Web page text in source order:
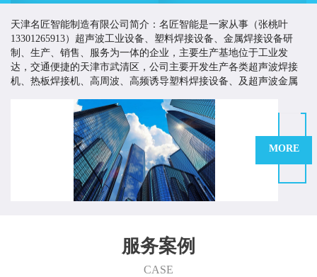
天津名匠智能制造有限公司简介：名匠智能是一家从事（张桃叶
13301265913）超声波工业设备、塑料焊接设备、金属焊接设备研
制、生产、销售、服务为一体的企业，主要生产基地位于工业发
达，交通便捷的天津市武清区，公司主要开发生产各类超声波焊接
机、热板焊接机、高周波、高频诱导塑料焊接设备、及超声波金属
名匠智能一直致力于为客户提供有价值的塑料焊接与超声波
应用解决方案，以高品质的产品来提高客户市场竞争力，创造客户
价值。多年来，名匠智能持续改进生产工艺、严格控制产品质量、
不断加大技术开发的力度和投入，并积极引进技术，制造技术质量
优越的产品，为国内外客商提供多方面多途径的产品与服务。
们的产品在家电行业、汽车行业、电子行业、航天航空、精密五
金、包装行业、玩具行业、纺织行业等的各类产品制造中都得到了
成功的使用。 快捷、可靠、经济、清洁和美观，德莱诚为您在这个
MORE
服务案例
CASE